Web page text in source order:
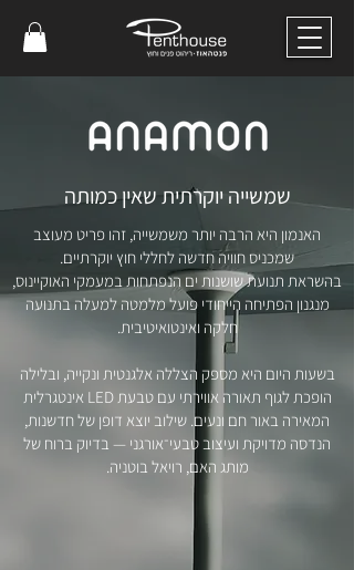
שמשייה יוקרתית שאין כמותה
האנמון היא הרבה יותר משמשייה, זהו פריט מעוצב
שמכניס חוויה חדשה לחללי חוץ יוקרתיים.
בהשראת תנועת שושנות ים הנפתחות במעמקי האוקיינוס,
מנגנון הפתיחה הייחודי פועל מלמטה למעלה בתנועה
חלקה ואינטואיטיבית.
בשעות היום היא מספק הצללה אלגנטית ונקייה, ובלילה
הופכת לגוף תאורה אווירתי עם טבעת LED אינטגרלית
המאירה באור חם ונעים. שילוב יוצא דופן של חדשנות,
הנדסה מדויקת ועיצוב טבעי־אורגני — בדיוק ברוח של
מותג האם, רויאל בוטניה.